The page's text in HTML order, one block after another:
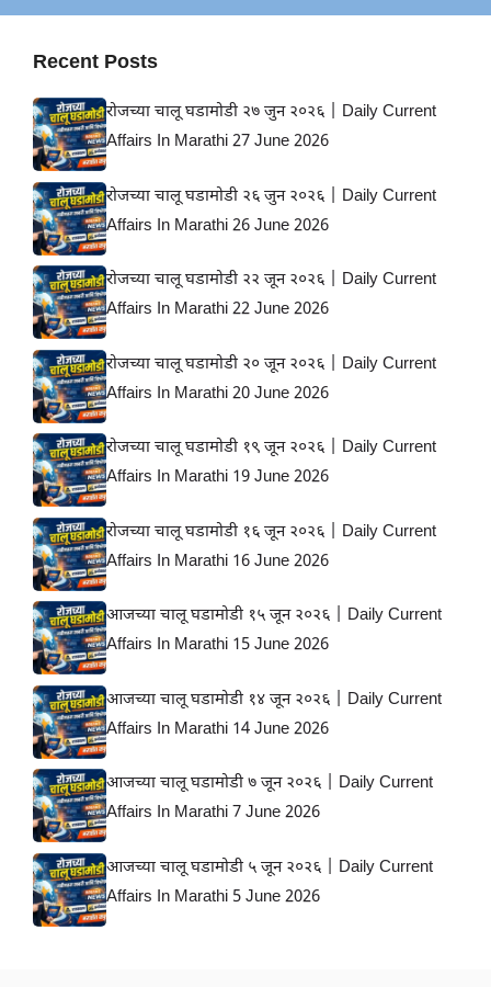
Recent Posts
रोजच्या चालू घडामोडी २७ जुन २०२६ | Daily Current
Affairs In Marathi 27 June 2026
रोजच्या चालू घडामोडी २६ जुन २०२६ | Daily Current
Affairs In Marathi 26 June 2026
रोजच्या चालू घडामोडी २२ जून २०२६ | Daily Current
Affairs In Marathi 22 June 2026
रोजच्या चालू घडामोडी २० जून २०२६ | Daily Current
Affairs In Marathi 20 June 2026
रोजच्या चालू घडामोडी १९ जून २०२६ | Daily Current
Affairs In Marathi 19 June 2026
रोजच्या चालू घडामोडी १६ जून २०२६ | Daily Current
Affairs In Marathi 16 June 2026
आजच्या चालू घडामोडी १५ जून २०२६ | Daily Current
Affairs In Marathi 15 June 2026
आजच्या चालू घडामोडी १४ जून २०२६ | Daily Current
Affairs In Marathi 14 June 2026
आजच्या चालू घडामोडी ७ जून २०२६ | Daily Current
Affairs In Marathi 7 June 2026
आजच्या चालू घडामोडी ५ जून २०२६ | Daily Current
Affairs In Marathi 5 June 2026